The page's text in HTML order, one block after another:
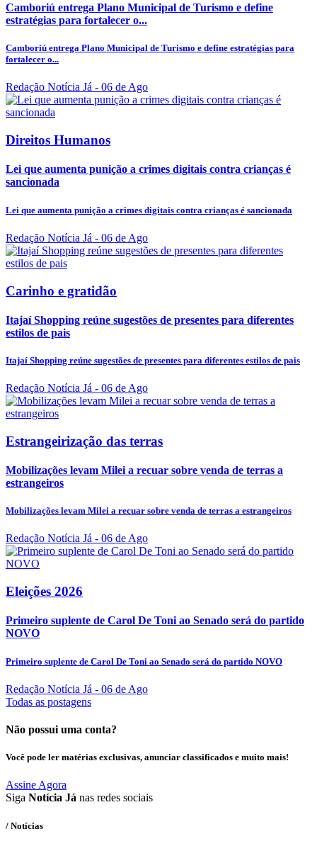
Camboriú entrega Plano Municipal de Turismo e define
estratégias para fortalecer o...
Camboriú entrega Plano Municipal de Turismo e define estratégias para
fortalecer o...
Redação Notícia Já - 06 de Ago
Direitos Humanos
Lei que aumenta punição a crimes digitais contra crianças é
sancionada
Lei que aumenta punição a crimes digitais contra crianças é sancionada
Redação Notícia Já - 06 de Ago
Carinho e gratidão
Itajaí Shopping reúne sugestões de presentes para diferentes
estilos de pais
Itajaí Shopping reúne sugestões de presentes para diferentes estilos de pais
Redação Notícia Já - 06 de Ago
Estrangeirização das terras
Mobilizações levam Milei a recuar sobre venda de terras a
estrangeiros
Mobilizações levam Milei a recuar sobre venda de terras a estrangeiros
Redação Notícia Já - 06 de Ago
Eleições 2026
Primeiro suplente de Carol De Toni ao Senado será do partido
NOVO
Primeiro suplente de Carol De Toni ao Senado será do partido NOVO
Redação Notícia Já - 06 de Ago
Todas as postagens
Não possui uma conta?
Você pode ler matérias exclusivas, anunciar classificados e muito mais!
Assine Agora
Siga Notícia Já nas redes sociais
/ Notícias